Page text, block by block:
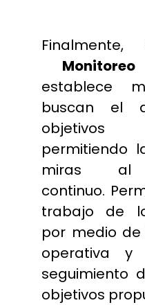
establece
buscan el
objetivos
permitiendo
miras al
continuo.
trabajo de
por medio
operativa y
seguimiento
objetivos